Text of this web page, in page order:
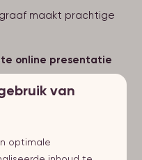
maakt prachtige
online presentatie
boekbaar op
van
optimale